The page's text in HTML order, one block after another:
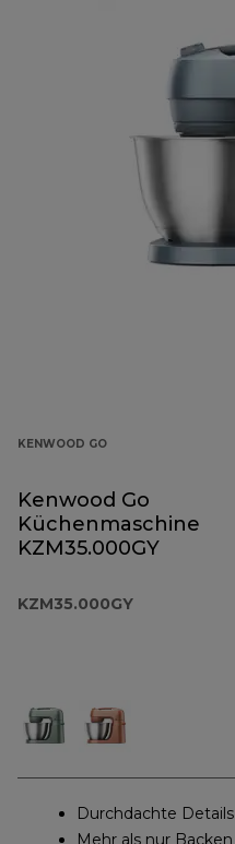
KENWOOD GO
Kenwood Go
Küchenmaschine
KZM35.000GY
KZM35.000GY
Durchdachte Details